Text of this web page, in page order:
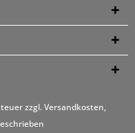
zzgl.Versandkosten,